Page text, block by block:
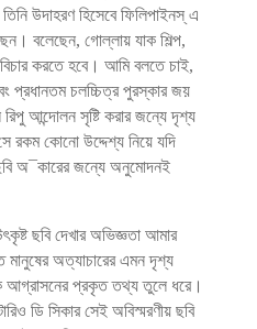
উদাহরণ হিসেবে ফিলিপাইনস্ এ
বলেছেন, গোল্লায় যাক শিল্প,
করতে হবে। আমি বলতে চাই,
প্রধানতম চলচ্চিত্র পুরস্কার জয়
আন্দোলন সৃষ্টি করার জন্যে দৃশ্য
রকম কোনো উদ্দেশ্য নিয়ে যদি
অ¯কারের জন্যে অনুমোদনই
ছবি দেখার অভিজ্ঞতা আমার
মানুষের অত্যাচারের এমন দৃশ্য
আগ্রাসনের প্রকৃত তথ্য তুলে ধরে।
ডি সিকার সেই অবিস্মরণীয় ছবি